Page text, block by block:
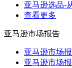
亚马逊选品-
查看更多
亚马逊市场报告
亚马逊市场
亚马逊市场